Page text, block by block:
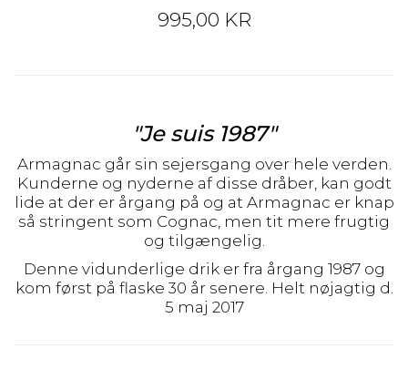
995,00 KR
"Je suis 1987"
Armagnac går sin sejersgang over hele verden.
Kunderne og nyderne af disse dråber, kan godt
lide at der er årgang på og at Armagnac er knap
så stringent som Cognac, men tit mere frugtig
og tilgængelig.
Denne vidunderlige drik er fra årgang 1987 og
kom først på flaske 30 år senere. Helt nøjagtig d.
5 maj 2017